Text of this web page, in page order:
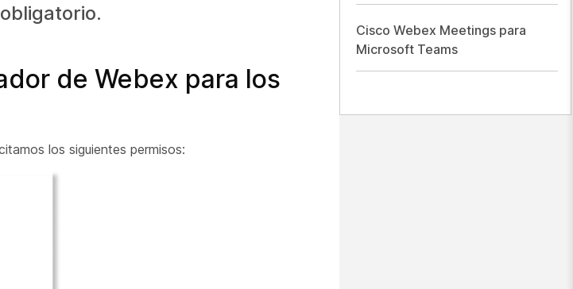
de Webex para los
los siguientes permisos:
Cisco Webex Meetings para
Microsoft Teams